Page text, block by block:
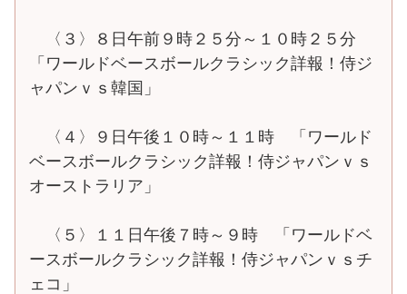
〈３〉８日午前９時２５分～１０時２５分
「ワールドベースボールクラシック詳報！侍ジ
ャパンｖｓ韓国」
〈４〉９日午後１０時～１１時 「ワールド
ベースボールクラシック詳報！侍ジャパンｖｓ
オーストラリア」
〈５〉１１日午後７時～９時 「ワールドベ
ースボールクラシック詳報！侍ジャパンｖｓチ
ェコ」